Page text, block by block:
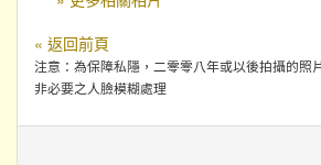
« 返回前頁
注意：為保障私隱，二零零八年或以後拍攝的照
非必要之人臉模糊處理